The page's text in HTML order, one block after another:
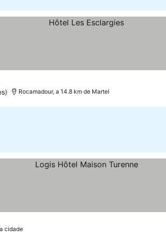
Rocamadour, a 14.8 km de Martel
cidade